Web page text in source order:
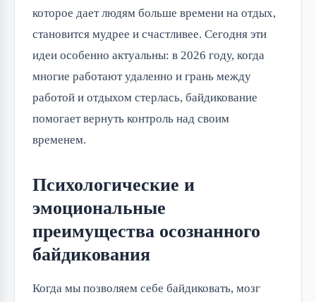
которое дает людям больше времени на отдых,
становится мудрее и счастливее. Сегодня эти
идеи особенно актуальны: в 2026 году, когда
многие работают удаленно и грань между
работой и отдыхом стерлась, байдикование
помогает вернуть контроль над своим
временем.
Психологические и
эмоциональные
преимущества осознанного
байдикования
Когда мы позволяем себе байдиковать, мозг